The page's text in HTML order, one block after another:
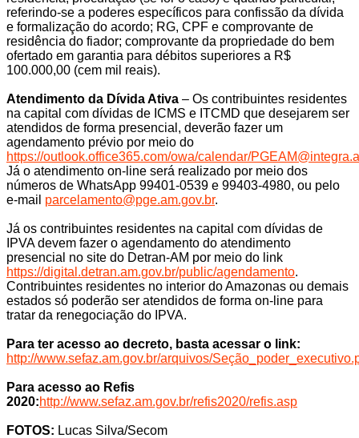
referindo-se a poderes específicos para confissão da dívida
e formalização do acordo; RG, CPF e comprovante de
residência do fiador; comprovante da propriedade do bem
ofertado em garantia para débitos superiores a R$
100.000,00 (cem mil reais).
Atendimento da Dívida Ativa – Os contribuintes residentes
na capital com dívidas de ICMS e ITCMD que desejarem ser
atendidos de forma presencial, deverão fazer um
agendamento prévio por meio do
https://outlook.office365.com/owa/calendar/
Já o atendimento on-line será realizado por meio dos
números de WhatsApp 99401-0539 e 99403-4980, ou pelo
e-mail parcelamento@pge.am.gov.br.
Já os contribuintes residentes na capital com dívidas de
IPVA devem fazer o agendamento do atendimento
presencial no site do Detran-AM por meio do link
https://digital.detran.am.gov.br/public/agendamento.
Contribuintes residentes no interior do Amazonas ou demais
estados só poderão ser atendidos de forma on-line para
tratar da renegociação do IPVA.
Para ter acesso ao decreto, basta acessar o link:
http://www.sefaz.am.gov.br/arquivos/
Para acesso ao Refis
2020:http://www.sefaz.am.gov.br/refis2020/refis.asp
FOTOS: Lucas Silva/Secom